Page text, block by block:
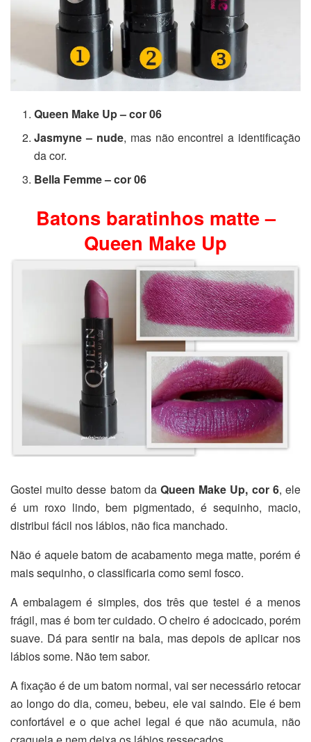
Queen Make Up – cor 06
Jasmyne – nude, mas não encontrei a identificação
da cor.
Bella Femme – cor 06
Batons baratinhos matte –
Queen Make Up
Gostei muito desse batom da Queen Make Up, cor 6, ele
é um roxo lindo, bem pigmentado, é sequinho, macio,
distribui fácil nos lábios, não fica manchado.
Não é aquele batom de acabamento mega matte, porém é
mais sequinho, o classificaria como semi fosco.
A embalagem é simples, dos três que testei é a menos
frágil, mas é bom ter cuidado. O cheiro é adocicado, porém
suave. Dá para sentir na bala, mas depois de aplicar nos
lábios some. Não tem sabor.
A fixação é de um batom normal, vai ser necessário retocar
ao longo do dia, comeu, bebeu, ele vai saindo. Ele é bem
confortável e o que achei legal é que não acumula, não